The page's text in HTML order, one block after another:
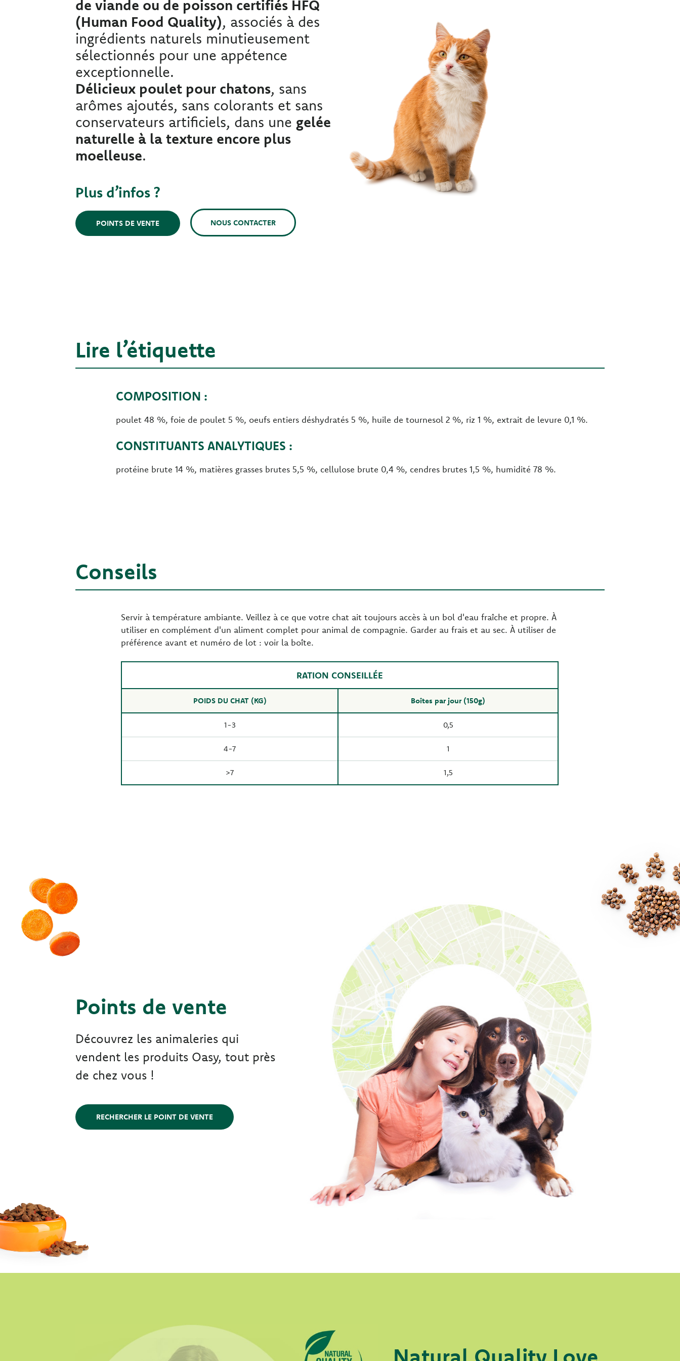
de viande ou de poisson certifiés HFQ
(Human Food Quality), associés à des
ingrédients naturels minutieusement
sélectionnés pour une appétence
exceptionnelle.
Délicieux poulet pour chatons, sans
arômes ajoutés, sans colorants et sans
conservateurs artificiels, dans une gelée
naturelle à la texture encore plus
moelleuse.
Plus d’infos ?
POINTS DE VENTE NOUS CONTACTER
Lire l’étiquette
COMPOSITION :
poulet 48 %, foie de poulet 5 %, oeufs entiers déshydratés 5 %, huile de tournesol 2 %, riz 1 %, extrait de levure 0,1 %.
CONSTITUANTS ANALYTIQUES :
protéine brute 14 %, matières grasses brutes 5,5 %, cellulose brute 0,4 %, cendres brutes 1,5 %, humidité 78 %.
Conseils
Servir à température ambiante. Veillez à ce que votre chat ait toujours accès à un bol d'eau fraîche et propre. À
utiliser en complément d'un aliment complet pour animal de compagnie. Garder au frais et au sec. À utiliser de
préférence avant et numéro de lot : voir la boîte.
RATION CONSEILLÉE
POIDS DU CHAT (KG) Boîtes par jour (150g)
1-3 0,5
4-7 1
>7 1,5
Points de vente
Découvrez les animaleries qui
vendent les produits Oasy, tout près
de chez vous !
RECHERCHER LE POINT DE VENTE